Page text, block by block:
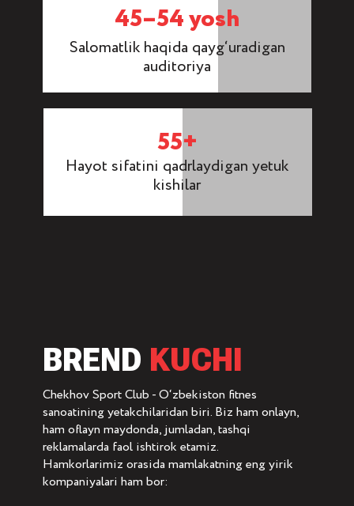
45–54 yosh
Salomatlik haqida qayg‘uradigan
auditoriya
55+
Hayot sifatini qadrlaydigan yetuk
kishilar
BREND KUCHI
Chekhov Sport Club - O‘zbekiston fitnes
sanoatining yetakchilaridan biri. Biz ham onlayn,
ham oflayn maydonda, jumladan, tashqi
reklamalarda faol ishtirok etamiz.
Hamkorlarimiz orasida mamlakatning eng yirik
kompaniyalari ham bor: